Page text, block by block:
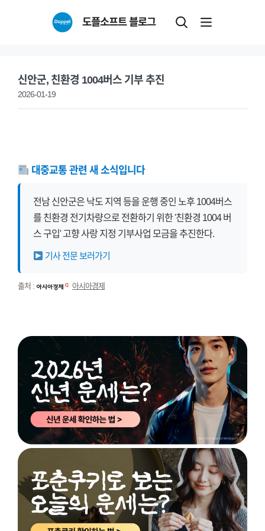
도플소프트 블로그
신안군, 친환경 1004버스 기부 추진
2026-01-19
대중교통 관련 새 소식입니다
전남 신안군은 낙도 지역 등을 운행 중인 노후 1004버스
를 친환경 전기차량으로 전환하기 위한 '친환경 1004 버
스 구입' 고향 사랑 지정 기부사업 모금을 추진한다.
기사 전문 보러가기
출처 : 아시아경제